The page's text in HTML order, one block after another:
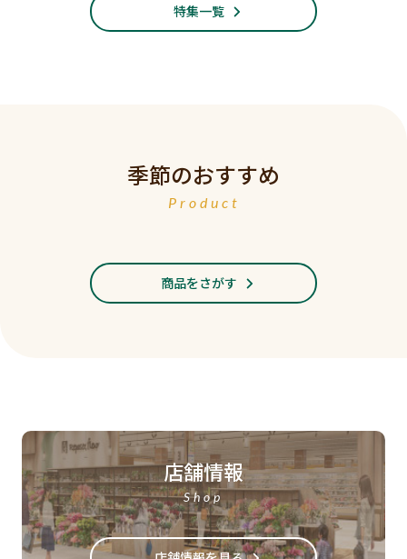
特集一覧
季節のおすすめ
Product
商品をさがす
店舗情報
Shop